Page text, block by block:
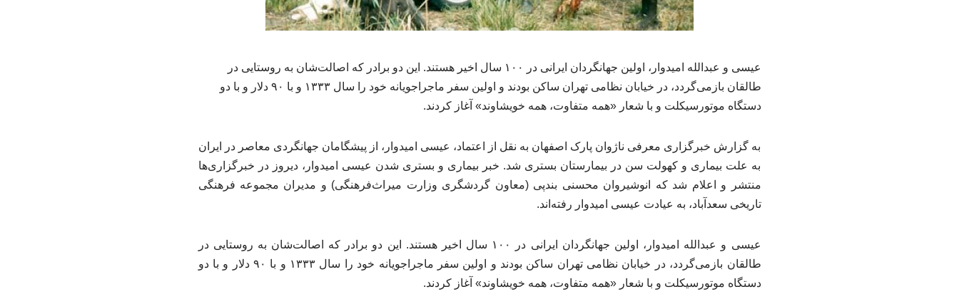
عیسی و عبدالله امیدوار، اولین جهانگردان ایرانی در ۱۰۰ سال اخیر هستند. این دو برادر که اصالت‌شان به روستایی در
طالقان بازمی‌گردد، در خیابان نظامی تهران ساکن بودند و اولین سفر ماجراجویانه خود را سال ۱۳۳۳ و با ۹۰ دلار و با دو
دستگاه موتورسیکلت و با شعار «همه متفاوت، همه خویشاوند» آغاز کردند.
به گزارش خبرگزاری معرفی ناژوان پارک اصفهان به نقل از اعتماد، عیسی امیدوار، از پیشگامان جهانگردی معاصر در ایران
به علت بیماری و کهولت سن در بیمارستان بستری شد. خبر بیماری و بستری شدن عیسی امیدوار، دیروز در خبرگزاری‌ها
منتشر و اعلام شد که انوشیروان محسنی بندپی (معاون گردشگری وزارت میراث‌فرهنگی) و مدیران مجموعه فرهنگی
تاریخی سعدآباد، به عیادت عیسی امیدوار رفته‌اند.
عیسی و عبدالله امیدوار، اولین جهانگردان ایرانی در ۱۰۰ سال اخیر هستند. این دو برادر که اصالت‌شان به روستایی در
طالقان بازمی‌گردد، در خیابان نظامی تهران ساکن بودند و اولین سفر ماجراجویانه خود را سال ۱۳۳۳ و با ۹۰ دلار و با دو
دستگاه موتورسیکلت و با شعار «همه متفاوت، همه خویشاوند» آغاز کردند.